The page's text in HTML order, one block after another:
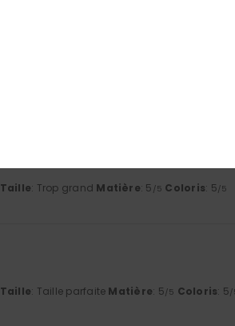
Taille: Trop grand Matière: 5 /5 Coloris: 5 /5
Taille: Taille parfaite Matière: 5 /5 Coloris: 5 /